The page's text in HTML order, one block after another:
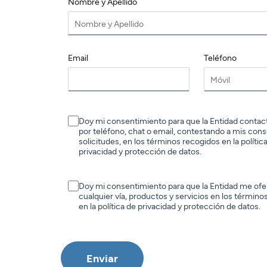
Seguros
Seguros
Servicios
Acceder
Seguros
Expatriados
Seguros
Email Teléfono
Doy mi consentimiento para que la Entidad
por teléfono, chat o email, contestando a mis
solicitudes, en los términos recogidos en la
privacidad y protección de datos.
Doy mi consentimiento para que la Entidad me
cualquier vía, productos y servicios en los
en la política de privacidad y protección de datos.
Enviar